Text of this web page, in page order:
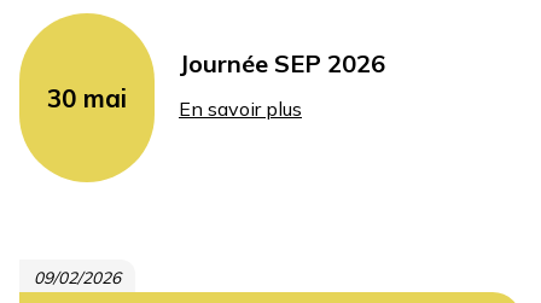
parcours
singuliers
30 mai
Journée SEP 2026
En savoir plus
09/02/2026